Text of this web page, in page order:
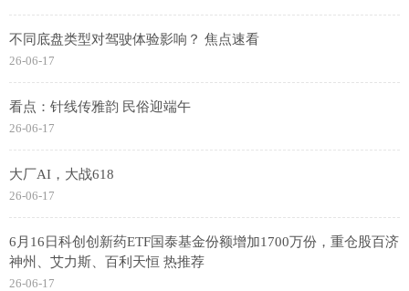
不同底盘类型对驾驶体验影响？ 焦点速看
26-06-17
看点：针线传雅韵 民俗迎端午
26-06-17
大厂AI，大战618
26-06-17
6月16日科创创新药ETF国泰基金份额增加1700万份，重仓股百济
神州、艾力斯、百利天恒 热推荐
26-06-17